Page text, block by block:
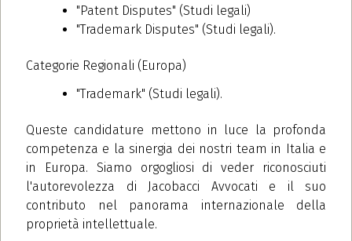
"Patent Disputes" (Studi legali)
"Trademark Disputes" (Studi legali).
Categorie Regionali (Europa)
"Trademark" (Studi legali).
Queste candidature mettono in luce la profonda
competenza e la sinergia dei nostri team in Italia e
in Europa. Siamo orgogliosi di veder riconosciuti
l'autorevolezza di Jacobacci Avvocati e il suo
contributo nel panorama internazionale della
proprietà intellettuale.